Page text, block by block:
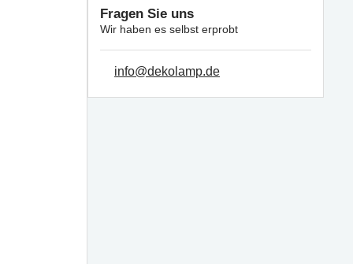
Fragen Sie uns
Wir haben es selbst erprobt
info@dekolamp.de